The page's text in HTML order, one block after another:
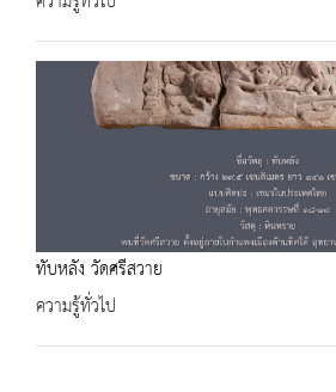
ทับหลัง วัดศรีสวาย
ความรู้ทั่วไป